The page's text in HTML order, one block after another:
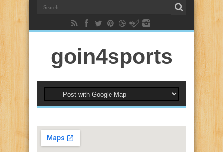
goin4sports